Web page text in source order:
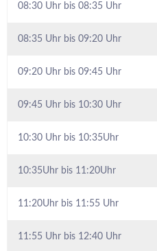
08:30 Uhr bis 08:35 Uhr
08:35 Uhr bis 09:20 Uhr
09:20 Uhr bis 09:45 Uhr
09:45 Uhr bis 10:30 Uhr
10:30 Uhr bis 10:35Uhr
10:35Uhr bis 11:20Uhr
11:20Uhr bis 11:55 Uhr
11:55 Uhr bis 12:40 Uhr